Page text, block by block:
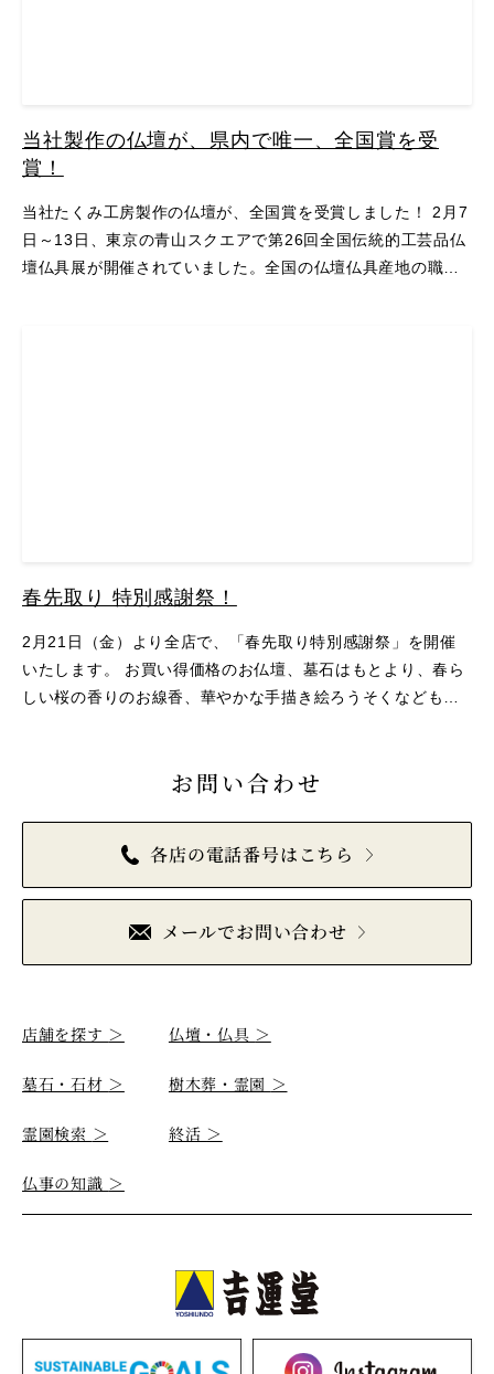
当社製作の仏壇が、県内で唯一、全国賞を受
賞！
当社たくみ工房製作の仏壇が、全国賞を受賞しました！ 2月7
日～13日、東京の青山スクエアで第26回全国伝統的工芸品仏
壇仏具展が開催されていました。全国の仏壇仏具産地の職人
春先取り 特別感謝祭！
2月21日（金）より全店で、「春先取り特別感謝祭」を開催
いたします。 お買い得価格のお仏壇、墓石はもとより、春ら
しい桜の香りのお線香、華やかな手描き絵ろうそくなども豊
お問い合わせ
各店の電話番号はこちら
メールでお問い合わせ
店舗を探す ＞ 仏壇・仏具 ＞
墓石・石材 ＞ 樹木葬・霊園 ＞
霊園検索 ＞ 終活 ＞
仏事の知識 ＞